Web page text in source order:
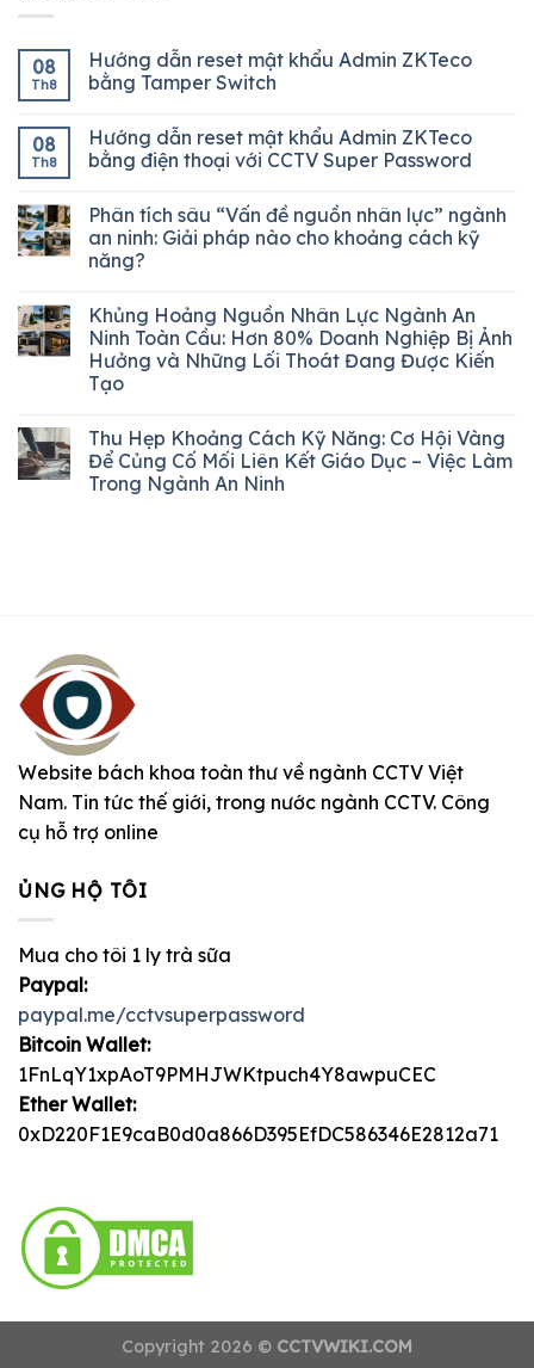
08
Th8
Hướng dẫn reset mật khẩu Admin ZKTeco
bằng Tamper Switch
08
Th8
Hướng dẫn reset mật khẩu Admin ZKTeco
bằng điện thoại với CCTV Super Password
Phân tích sâu “Vấn đề nguồn nhân lực” ngành
an ninh: Giải pháp nào cho khoảng cách kỹ
năng?
Khủng Hoảng Nguồn Nhân Lực Ngành An
Ninh Toàn Cầu: Hơn 80% Doanh Nghiệp Bị Ảnh
Hưởng và Những Lối Thoát Đang Được Kiến
Tạo
Thu Hẹp Khoảng Cách Kỹ Năng: Cơ Hội Vàng
Để Củng Cố Mối Liên Kết Giáo Dục – Việc Làm
Trong Ngành An Ninh
Website bách khoa toàn thư về ngành CCTV Việt
Nam. Tin tức thế giới, trong nước ngành CCTV. Công
cụ hỗ trợ online
ỦNG HỘ TÔI
Mua cho tôi 1 ly trà sữa
Paypal:
paypal.me/cctvsuperpassword
Bitcoin Wallet:
1FnLqY1xpAoT9PMHJWKtpuch4Y8awpuCEC
Ether Wallet:
0xD220F1E9caB0d0a866D395EfDC586346E2812a71
Copyright 2026 © CCTVWIKI.COM